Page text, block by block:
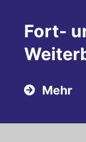
Fort-
Mehr